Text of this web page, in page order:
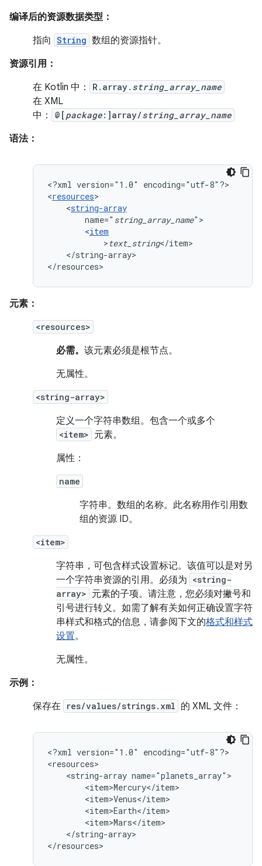
编译后的资源数据类型：
指向 String 数组的资源指针。
资源引用：
在 Kotlin 中：
R.array. string_array_name
在 XML
中：
@[ package:]array/string_array_name
语法：
<?xml version="1.0"
encoding="utf-8"?>
<resources
<string-array
name=" string_array_name
<item
>text_string
</string-array>
</resources>
元素：
<resources>
必需。 该元素必须是根节点。
无属性。
<string-array>
定义一个字符串数组。包含一个或多个
<item> 元素。
属性：
name
字符串。 数组的名称。此名称用作引用数
组的资源 ID。
<item>
字符串，可包含样式设置标记。该值可以是对另
一个字符串资源的引用。必须为 <string-
array> 元素的子项。请注意，您必须对撇号和
引号进行转义。如需了解有关如何正确设置字符
串样式和格式的信息，请参阅下文的格式和样式
设置。
无属性。
示例：
保存在 res/values/strings.xml 的 XML 文件：
<?xml version="1.0"
encoding="utf-8"?>
<string-array
</string-array>
</resources>